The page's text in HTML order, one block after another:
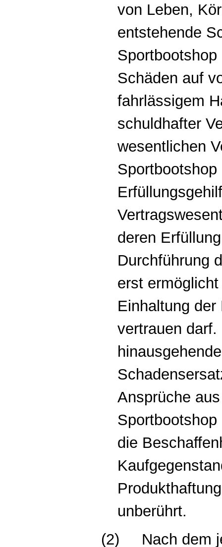
von Leben,
entstehende
Schäden auf
fahrlässigem
schuldhafter
wesentlichen
Sportbootshop
deren
Durchführung
erst
Einhaltung
vertrauen
Ansprüche
die
unberührt.
(2)
Nach dem